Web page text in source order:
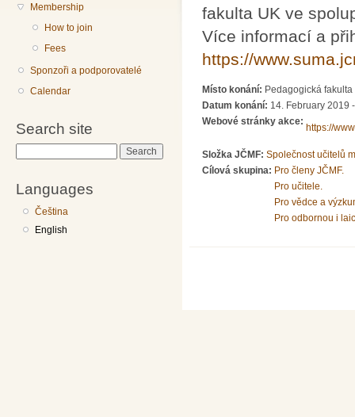
Membership
How to join
Fees
Sponzoři a podporovatelé
Calendar
Search site
Languages
Čeština
English
fakulta UK ve
Více informací a
https://
Místo konání: Pedagogická
Datum konání: 14. February 2019
Webové stránky akce:
https://
Složka JČMF: Společnost učitelů
Cílová skupina: Pro členy JČMF.
Pro učitele.
Pro vědce a
Pro odbornou i